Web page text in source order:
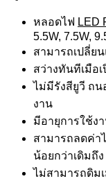
หลอดไฟ LED
5.5W, 7.5W,
สามารถเปลี่ย
สว่างทันทีเมือ
ไม่มีรังสียูวี ถ
งาน
มีอายุการใช้ง
สามารถลดค่า
น้อยกว่าเดิมถึง
ไม่สามารถดิม